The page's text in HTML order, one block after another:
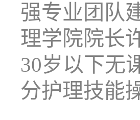
强专业团队
理学院院长
30岁以下无
分护理技能